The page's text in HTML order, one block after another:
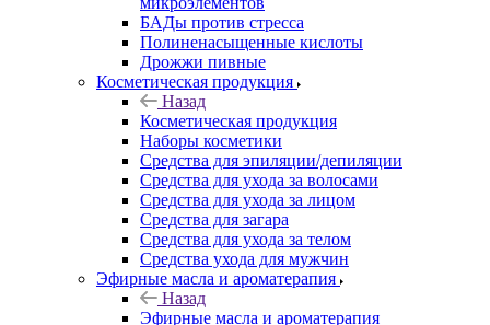
БАДы против стресса
Полиненасыщенные кислоты
Дрожжи пивные
Косметическая продукция
Назад
Косметическая продукция
Наборы косметики
Средства для эпиляции/депиляции
Средства для ухода за волосами
Средства для ухода за лицом
Средства для загара
Средства для ухода за телом
Средства ухода для мужчин
Эфирные масла и ароматерапия
Назад
Эфирные масла и ароматерапия